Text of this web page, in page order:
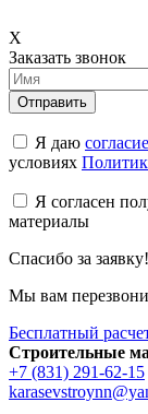
X
Заказать звонок
Отправить
Я даю согласие
условиях
Я согласен
материалы
Спасибо за заявку!
Мы вам
Бесплатный
Строительные
+7 (831) 291-62-15